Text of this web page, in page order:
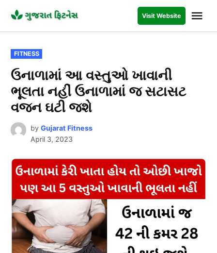
content
FITNESS
Visit Website
POSTED
IN
FITNESS
ઉનાળામાં આ વસ્તુઓ ખાવાની
ભૂલતા નહીં ઉનાળામાં જ સટાસટ
વજન ઘટી જશે
by Gujarat Fitness
April 3, 2023